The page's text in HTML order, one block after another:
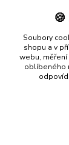
Soubory
shopu a v
webu, měření
oblíbeného